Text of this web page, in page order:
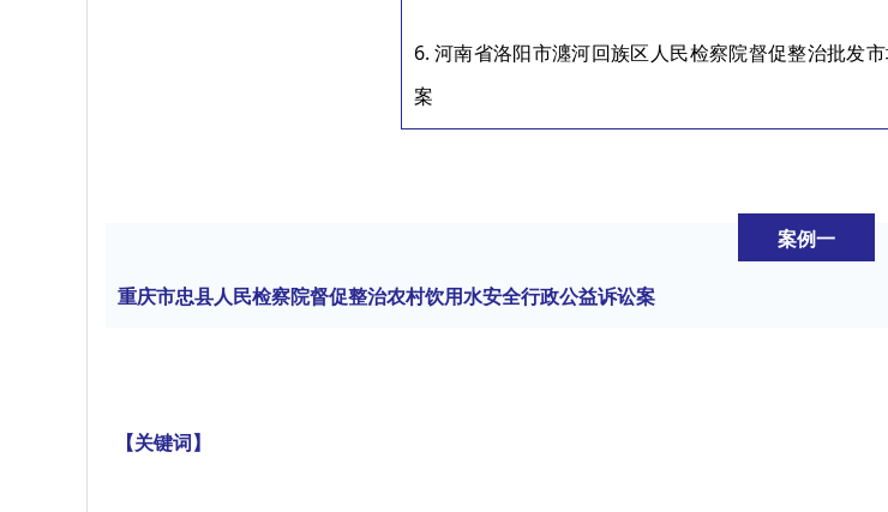
6. 河南省洛阳市瀍河回族区人民检察院督促整治批发
案
案例一
重庆市忠县人民检察院督促整治农村饮用水安全行政公益诉讼案
【关键词】